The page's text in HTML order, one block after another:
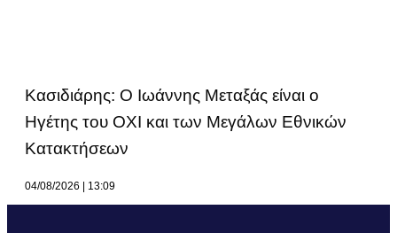
Κασιδιάρης: Ο Ιωάννης Μεταξάς είναι ο
Ηγέτης του ΟΧΙ και των Μεγάλων Εθνικών
Κατακτήσεων
04/08/2026 13:09